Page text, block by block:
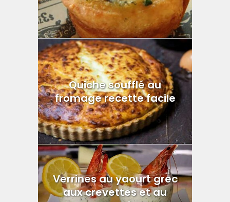
Quiche soufflé au
fromage recette facile
Verrines au yaourt grec
aux crevettes et au